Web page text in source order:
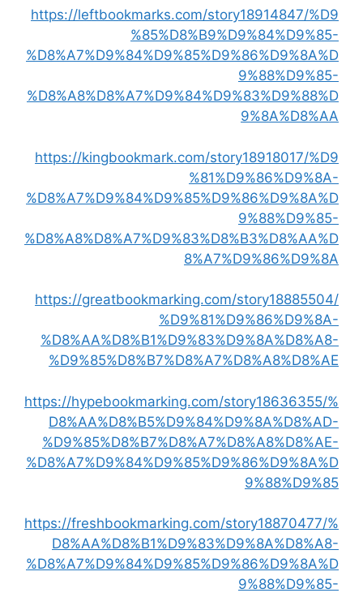
https://leftbookmarks.com/story18914847/%D9
%85%D8%B9%D9%84%D9%85-
%D8%A7%D9%84%D9%85%D9%86%D9%8A%D
9%88%D9%85-
%D8%A8%D8%A7%D9%84%D9%83%D9%88%D
9%8A%D8%AA
https://kingbookmark.com/story18918017/%D9
%81%D9%86%D9%8A-
%D8%A7%D9%84%D9%85%D9%86%D9%8A%D
9%88%D9%85-
%D8%A8%D8%A7%D9%83%D8%B3%D8%AA%D
8%A7%D9%86%D9%8A
https://greatbookmarking.com/story18885504/
%D9%81%D9%86%D9%8A-
%D8%AA%D8%B1%D9%83%D9%8A%D8%A8-
%D9%85%D8%B7%D8%A7%D8%A8%D8%AE
https://hypebookmarking.com/story18636355/%
D8%AA%D8%B5%D9%84%D9%8A%D8%AD-
%D9%85%D8%B7%D8%A7%D8%A8%D8%AE-
%D8%A7%D9%84%D9%85%D9%86%D9%8A%D
9%88%D9%85
https://freshbookmarking.com/story18870477/%
D8%AA%D8%B1%D9%83%D9%8A%D8%A8-
%D8%A7%D9%84%D9%85%D9%86%D9%8A%D
9%88%D9%85-